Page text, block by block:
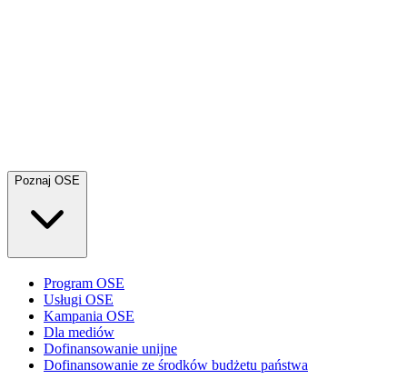
Poznaj OSE
Program OSE
Usługi OSE
Kampania OSE
Dla mediów
Dofinansowanie unijne
Dofinansowanie ze środków budżetu państwa